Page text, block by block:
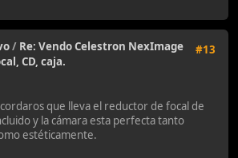
#13
/ Re: Vendo Celestron NexImage
CD, caja.
que lleva el reductor de focal de
y la cámara esta perfecta tanto
estéticamente.